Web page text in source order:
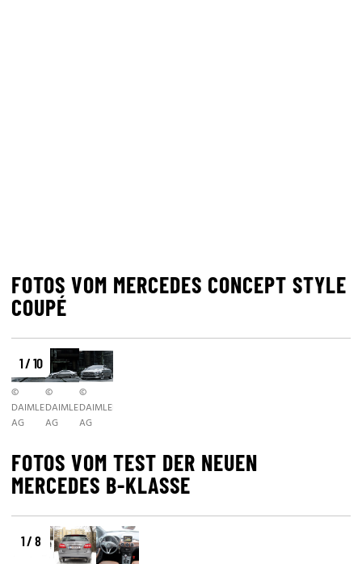
FOTOS VOM MERCEDES CONCEPT STYLE
COUPÉ
1 / 10
©
DAIMLER
AG
©
DAIMLER
AG
©
DAIMLER
AG
FOTOS VOM TEST DER NEUEN
MERCEDES B-KLASSE
1 / 8